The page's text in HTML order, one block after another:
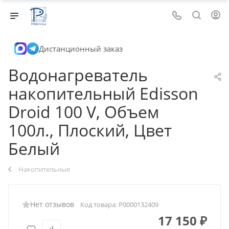
Дистанционный заказ
Водонагреватель
накопительный Edisson
Droid 100 V, Объем
100л., Плоский, Цвет
Белый
Накопительные
Нет отзывов Код товара: Р0000132409
17 150 ₽